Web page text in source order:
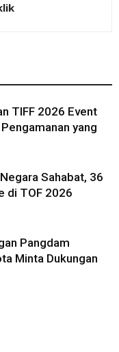
TIFF 2026 Event
yang
Sahabat, 36
di TOF 2026
Pangdam
Minta Dukungan